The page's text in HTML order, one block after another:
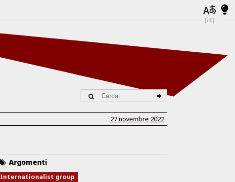
[it]
27 novembre 2022
Argomenti
Internationalist group